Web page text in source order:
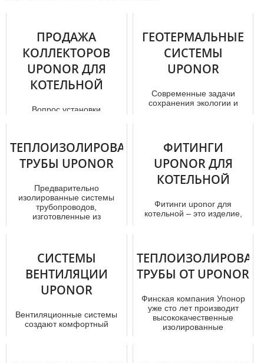
ПРОДАЖА
КОЛЛЕКТОРОВ
UPONOR ДЛЯ
КОТЕЛЬНОЙ
Вопрос установки
зала и т...
ГЕОТЕРМАЛЬНЫЕ
СИСТЕМЫ
UPONOR
Современные задачи
сохранения экологии и
ТЕПЛОИЗОЛИРОВАННЫЕ
ТРУБЫ UPONOR
Предварительно
изолированные системы
тpубопроводов,
изготовленные из
ФИТИНГИ
UPONOR ДЛЯ
КОТЕЛЬНОЙ
Фитинги uponor для
котельной – это изделие,
СИСТЕМЫ
ВЕНТИЛЯЦИИ
UPONOR
Вентиляционные системы
создают комфортный
ТРУБЫ ОТ UPONOR
Финская компания Упонор
уже сто лет производит
высококачественные
изолированные